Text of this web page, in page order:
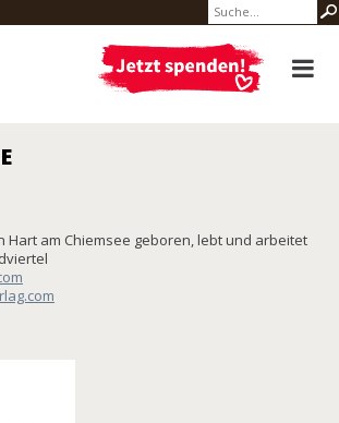
Hart am Chiemsee geboren, lebt und arbeitet